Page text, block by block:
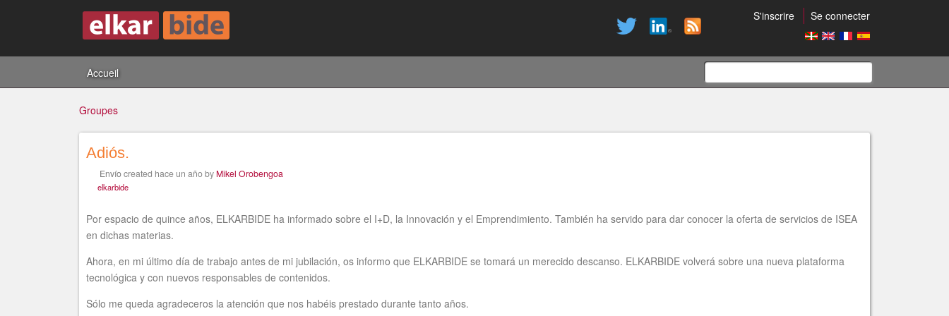
S'inscrire Se connecter
Accueil
Vous
êtes
ici
Groupes
Adiós.
Envíocreated hace un añoby Mikel Orobengoa
elkarbide
Por espacio de quince años, ELKARBIDE ha informado sobre el I+D, la Innovación y el Emprendimiento. También ha servido para dar conocer la oferta de servicios de ISEA
en dichas materias.
Ahora, en mi último día de trabajo antes de mi jubilación, os informo que ELKARBIDE se tomará un merecido descanso. ELKARBIDE volverá sobre una nueva plataforma
tecnológica y con nuevos responsables de contenidos.
Sólo me queda agradeceros la atención que nos habéis prestado durante tanto años.